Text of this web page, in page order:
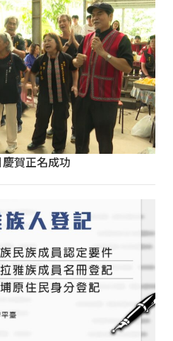
賀正名成功